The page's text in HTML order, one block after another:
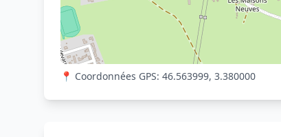
📍 Coordonnées GPS: 46.563999, 3.380000